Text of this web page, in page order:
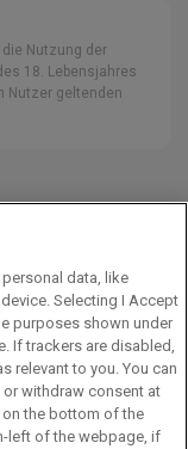
Nutzung der
18. Lebensjahres
Nutzer geltenden
data, like
Selecting I Accept
purposes shown under
If trackers are disabled,
relevant to you. You can
withdraw consent at
on the bottom of the
left of the webpage, if